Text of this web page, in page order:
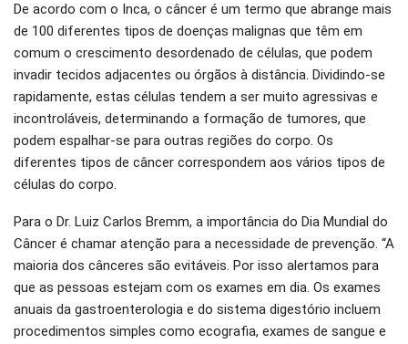
De acordo com o Inca, o câncer é um termo que abrange mais
de 100 diferentes tipos de doenças malignas que têm em
comum o crescimento desordenado de células, que podem
invadir tecidos adjacentes ou órgãos à distância. Dividindo-se
rapidamente, estas células tendem a ser muito agressivas e
incontroláveis, determinando a formação de tumores, que
podem espalhar-se para outras regiões do corpo. Os
diferentes tipos de câncer correspondem aos vários tipos de
células do corpo.
Para o Dr. Luiz Carlos Bremm, a importância do Dia Mundial do
Câncer é chamar atenção para a necessidade de prevenção. “A
maioria dos cânceres são evitáveis. Por isso alertamos para
que as pessoas estejam com os exames em dia. Os exames
anuais da gastroenterologia e do sistema digestório incluem
procedimentos simples como ecografia, exames de sangue e